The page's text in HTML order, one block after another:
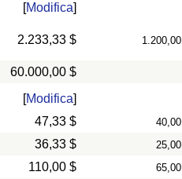
[Modifica]
2.233,33 $ 1.200,00
60.000,00 $
[Modifica]
47,33 $ 40,00
36,33 $ 25,00
110,00 $ 65,00